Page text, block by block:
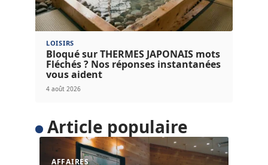
LOISIRS
Bloqué sur THERMES JAPONAIS mots
Fléchés ? Nos réponses instantanées
vous aident
4 août 2026
Article populaire
AFFAIRES